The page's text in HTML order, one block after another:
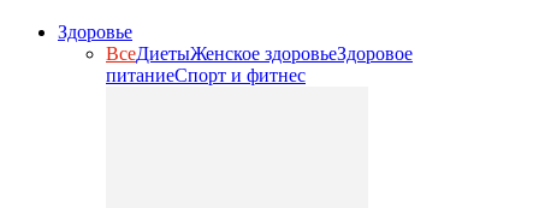
Здоровье
ВсеДиетыЖенское здоровьеЗдоровое
питаниеСпорт и фитнес